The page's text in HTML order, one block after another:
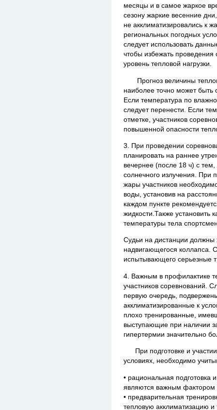
месяцы и в самое жаркое
сезону жаркие весенние
не акклиматизировались к
региональных погодных
следует использовать
чтобы избежать проведения
уровень тепловой нагрузки.
Прогноз величины
наиболее точно может быть
Если температура по
следует перенести. Если
отметке, участников
повышенной опасности
3. При проведении
планировать на раннее
вечернее (после 18 ч) с
солнечного излучения. При
жары участников
воды, установив на
каждом пункте
жидкости.Также
температуры тела
Судьи на дистанции должны
надвигающегося коллапса.
испытывающего серьезные
4. Важным в профилактике
участников соревнований.
первую очередь,
акклиматизированные к
плохо тренированные,
выступающие при наличии
гипертермии значительно
При подготовке и
условиях, необходимо
• рациональная подготовка
являются важным фактором
• предварительная
тепловую акклиматизацию